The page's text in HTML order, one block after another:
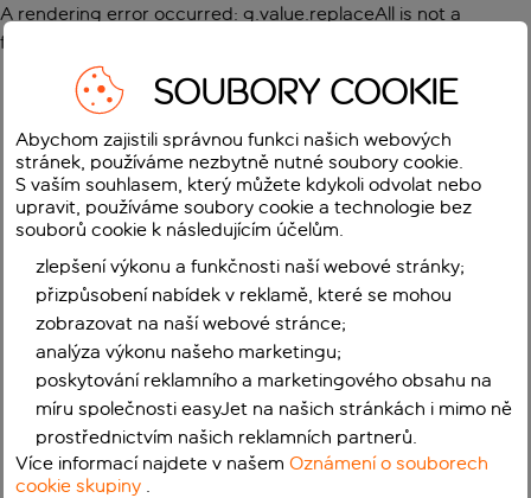
A rendering error occurred: g.value.replaceAll is not a
function
SOUBORY COOKIE
Abychom zajistili správnou funkci našich webových
stránek, používáme nezbytně nutné soubory cookie.
S vaším souhlasem, který můžete kdykoli odvolat nebo
upravit, používáme soubory cookie a technologie bez
souborů cookie k následujícím účelům.
zlepšení výkonu a funkčnosti naší webové stránky;
přizpůsobení nabídek v reklamě, které se mohou
zobrazovat na naší webové stránce;
analýza výkonu našeho marketingu;
poskytování reklamního a marketingového obsahu na
míru společnosti easyJet na našich stránkách i mimo ně
prostřednictvím našich reklamních partnerů.
Více informací najdete v našemOznámení o souborech
cookie skupiny .